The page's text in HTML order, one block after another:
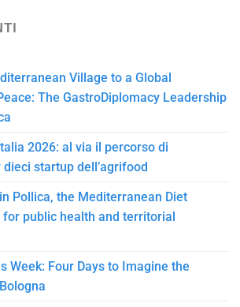
Village to a Global
The GastroDiplomacy Leadership
2026: al via il percorso di
startup dell’agrifood
Pollica, the Mediterranean Diet
for public health and territorial
Week: Four Days to Imagine the